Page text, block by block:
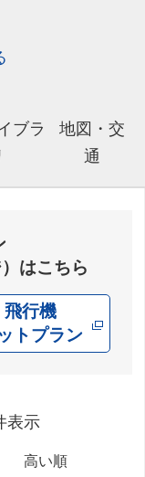
ブラ
地図・交
通
はこちら
飛行機
トプラン
表示
高い順